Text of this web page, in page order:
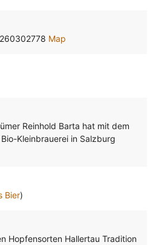
Map
Reinhold Barta hat mit dem
Kleinbrauerei in Salzburg
Bier)
Hopfensorten Hallertau Tradition